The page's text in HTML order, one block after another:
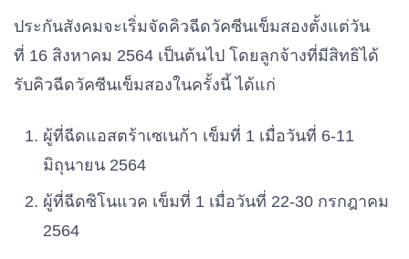
ประกันสังคมจะเริ่มจัดคิวฉีดวัคซีนเข็มสองตั้งแต่วัน
ที่ 16 สิงหาคม 2564 เป็นต้นไป โดยลูกจ้างที่มีสิทธิได้
รับคิวฉีดวัคซีนเข็มสองในครั้งนี้ ได้แก่
ผู้ที่ฉีดแอสตร้าเซเนก้า เข็มที่ 1 เมื่อวันที่ 6-11
มิถุนายน 2564
ผู้ที่ฉีดซิโนแวค เข็มที่ 1 เมื่อวันที่ 22-30 กรกฎาคม
2564